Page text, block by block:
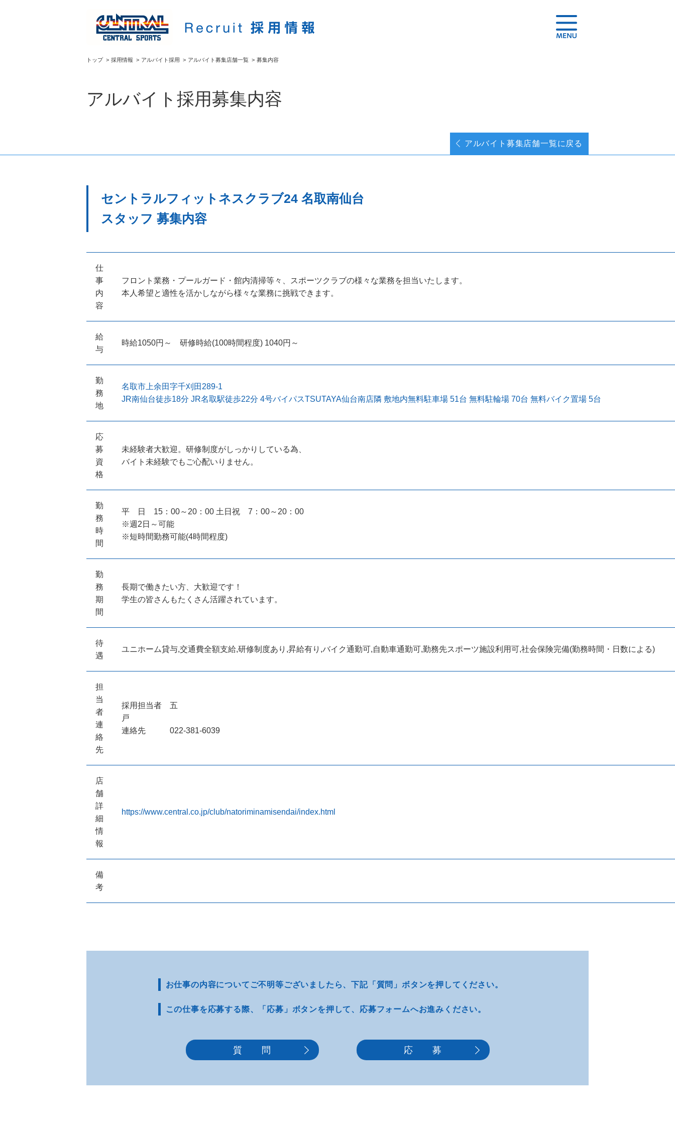
トップ> 採用情報 > アルバイト採用 > アルバイト募集店舗一覧 > 募集内容
アルバイト採用募集内容
アルバイト募集店舗一覧に戻る
セントラルフィットネスクラブ24 名取南仙台
スタッフ 募集内容
仕
事
内
容
フロント業務・プールガード・館内清掃等々、スポーツクラブの様々な業務を担当いたします。
本人希望と適性を活かしながら様々な業務に挑戦できます。
給
与
時給1050円～ 研修時給(100時間程度) 1040円～
勤
務
地
名取市上余田字千刈田289-1
JR南仙台徒歩18分 JR名取駅徒歩22分 4号バイパスTSUTAYA仙台南店隣 敷地内無料駐車場 51台 無料駐輪場 70台 無料バイク置場 5台
応
募
資
格
未経験者大歓迎。研修制度がしっかりしている為、
バイト未経験でもご心配いりません。
勤
務
時
間
平 日 15：00～20：00 土日祝 7：00～20：00
※週2日～可能
※短時間勤務可能(4時間程度)
勤
務
期
間
長期で働きたい方、大歓迎です！
学生の皆さんもたくさん活躍されています。
待
遇
ユニホーム貸与,交通費全額支給,研修制度あり,昇給有り,バイク通勤可,自動車通勤可,勤務先スポーツ施設利用可,社会保険完備(勤務時間・日数による)
担
当
者
連
絡
先
採用担当者 五
連絡先 022-381-6039
店
舗
詳
細
情
報
https://www.central.co.jp/club/natoriminamisendai/index.html
備
考
お仕事の内容についてご不明等ございましたら、下記「質問」ボタンを押してください。
この仕事を応募する際、 「応募」ボタンを押して、 応募フォームへお進みください。
質 問 応 募